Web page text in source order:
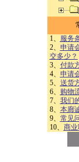
1、
服务
2、 申请
交多少？
3、 付款
4、 申请
5、 送货
6、
购物
7、 我们
8、 本廊
9、 常见
10、 商